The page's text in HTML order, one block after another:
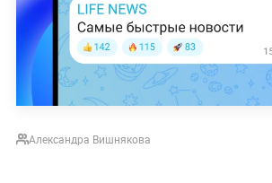
Александра Вишнякова